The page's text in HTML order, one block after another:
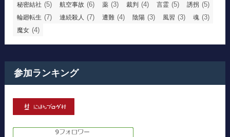
秘密結社 (5) 航空事故 (6) 薬 (3) 裁判 (4) 言霊 (5) 誘拐 (5)
輪廻転生 (7) 連続殺人 (7) 遭難 (4) 陰陽 (3) 風習 (3) 魂 (3)
魔女 (4)
参加ランキング